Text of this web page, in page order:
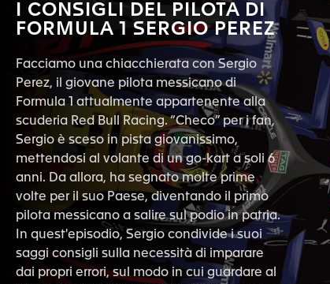
I CONSIGLI DEL PILOTA DI
FORMULA 1 SERGIO PEREZ
Facciamo una chiacchierata con Sergio
Perez, il giovane pilota messicano di
Formula 1 attualmente appartenente alla
scuderia Red Bull Racing. “Checo” per i fan,
Sergio è sceso in pista giovanissimo,
mettendosi al volante di un go-kart a soli 6
anni. Da allora, ha segnato molte prime
volte per il suo Paese, diventando il primo
pilota messicano a salire sul podio in patria.
In quest'episodio, Sergio condivide i suoi
saggi consigli sulla necessità di imparare
dai propri errori, sul modo in cui guardare al